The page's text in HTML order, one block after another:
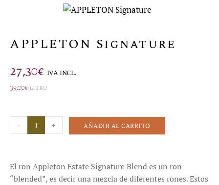
APPLETON Signature
27,30€ IVA INCL.
39,00€/litro
- + AÑADIR AL CARRITO
El ron Appleton Estate Signature Blend es un ron
“blended”, es decir una mezcla de diferentes rones. Estos